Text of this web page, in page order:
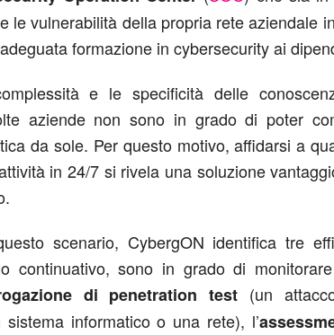
le vulnerabilità della propria rete aziendale
formazione in cybersecurity ai
e le specificità delle
aziende non sono in grado di poter
da sole. Per questo motivo, affidarsi a
in 24/7 si rivela una soluzione
scenario, CybergON identifica tre
continuativo, sono in grado di
di penetration test (un
informatico o una rete), l’